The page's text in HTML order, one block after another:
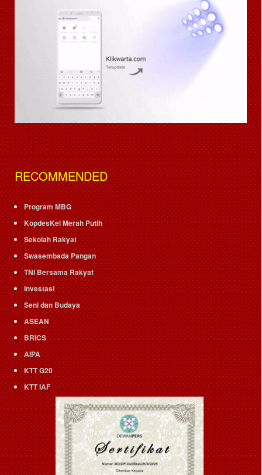
RECOMMENDED
Program MBG
KopdesKel Merah Putih
Sekolah Rakyat
Swasembada Pangan
TNI Bersama Rakyat
Investasi
Seni dan Budaya
ASEAN
BRICS
AIPA
KTT G20
KTT IAF